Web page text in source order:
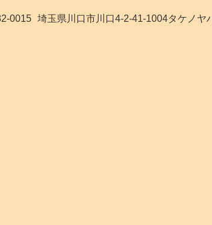
0015 埼玉県川口市川口4-2-41-1004タケノヤ